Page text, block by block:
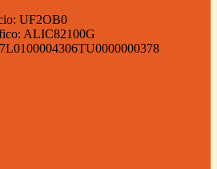
UF2OB0
ALIC82100G